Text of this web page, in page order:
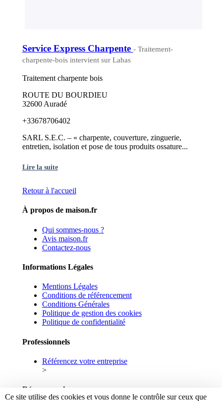
Service Express Charpente - Traitement-
charpente-bois intervient sur Lahas
Traitement charpente bois
ROUTE DU BOURDIEU
32600 Auradé
+33678706402
SARL S.E.C. – « charpente, couverture, zinguerie,
entretien, isolation et pose de tous produits ossature...
Lire la suite
Retour à l'accueil
À propos de maison.fr
Qui sommes-nous ?
Avis maison.fr
Contactez-nous
Informations Légales
Mentions Légales
Conditions de référencement
Conditions Générales
Politique de gestion des cookies
Politique de confidentialité
Professionnels
Référencez votre entreprise
>
Réseaux sociaux
Ce site utilise des cookies et vous donne le contrôle sur ceux que